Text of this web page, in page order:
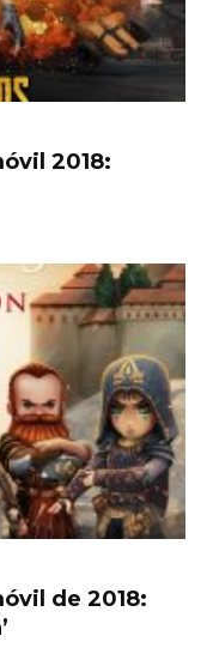
2018:
de 2018: